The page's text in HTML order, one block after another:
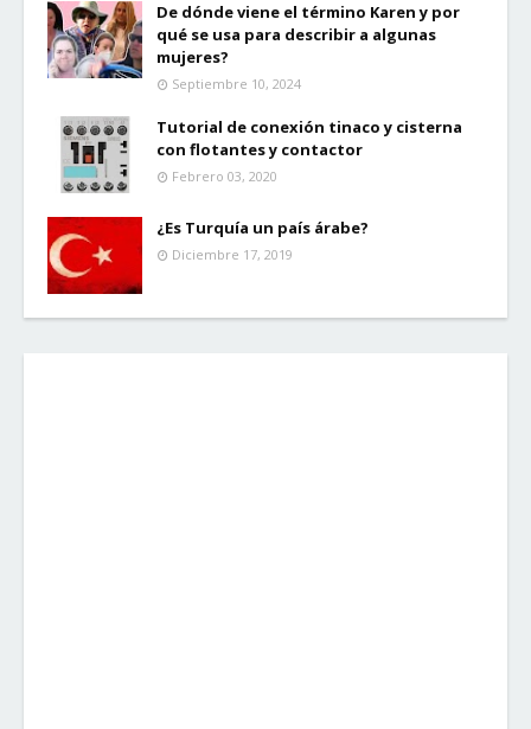
De dónde viene el término Karen y por
qué se usa para describir a algunas
mujeres?
Septiembre 10, 2024
Tutorial de conexión tinaco y cisterna
con flotantes y contactor
Febrero 03, 2020
¿Es Turquía un país árabe?
Diciembre 17, 2019